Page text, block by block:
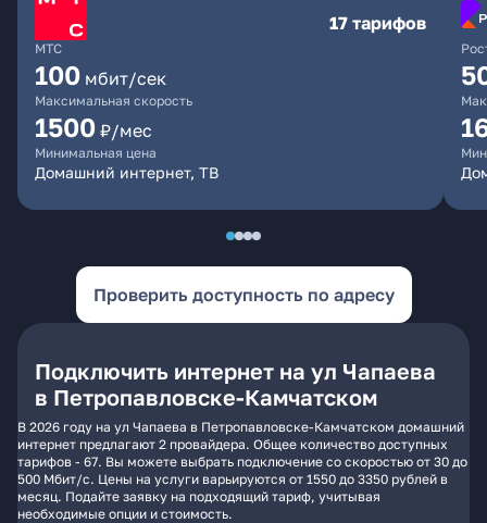
МТС
17 тарифов
100 мбит/сек
Максимальная скорость
1500 ₽/мес
Минимальная цена
Домашний интернет, ТВ
Проверить доступность по адресу
Подключить интернет на ул Чапаева
в Петропавловске-Камчатском
В 2026 году на ул Чапаева в Петропавловске-Камчатском домашний
интернет предлагают 2 провайдера. Общее количество доступных
тарифов - 67. Вы можете выбрать подключение со скоростью от 30 до
500 Мбит/с. Цены на услуги варьируются от 1550 до 3350 рублей в
месяц. Подайте заявку на подходящий тариф, учитывая
необходимые опции и стоимость.